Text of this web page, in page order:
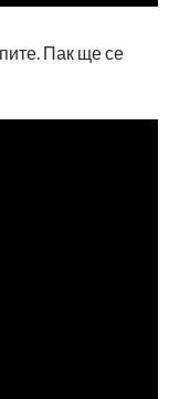
Пак ще се